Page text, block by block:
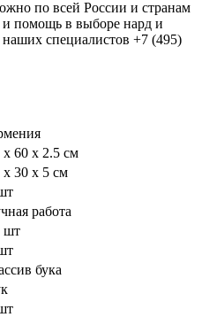
по всей России и странам
помощь в выборе нард и
специалистов +7 (495)
x 60 x 2.5 см
х 30 х 5 см
работа
шт
бука